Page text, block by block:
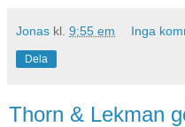
Jonas kl. 9:55 em Inga
Dela
Thorn & Lekman